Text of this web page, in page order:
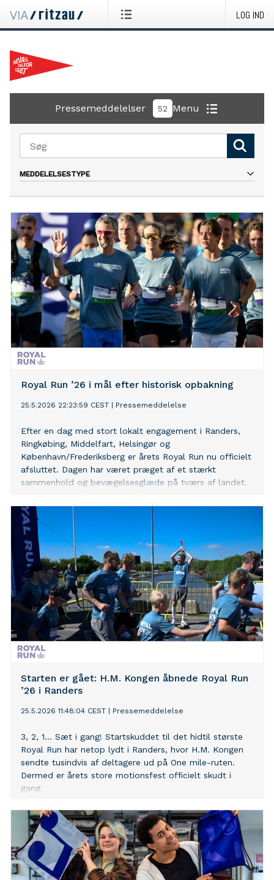
LOG IND
Pressemeddelelser 52 Menu
MEDDELELSESTYPE
Alle
Presseinvitation
Pressemeddelelse
Royal Run ’26 i mål efter historisk opbakning
25.5.2026 22:23:59 CEST Pressemeddelelse
Efter en dag med stort lokalt engagement i Randers,
Ringkøbing, Middelfart, Helsingør og
København/Frederiksberg er årets Royal Run nu officielt
afsluttet. Dagen har været præget af et stærkt
sammenhold og bevægelsesglæde på tværs af landet.
Starten er gået: H.M. Kongen åbnede Royal Run
’26 i Randers
25.5.2026 11:48:04 CEST Pressemeddelelse
3, 2, 1... Sæt i gang! Startskuddet til det hidtil største
Royal Run har netop lydt i Randers, hvor H.M. Kongen
sendte tusindvis af deltagere ud på One mile-ruten.
Dermed er årets store motionsfest officielt skudt i
gang.